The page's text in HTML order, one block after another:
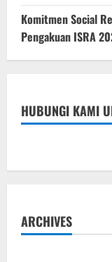
Komitmen Social
Pengakuan ISRA
HUBUNGI KAMI
ARCHIVES